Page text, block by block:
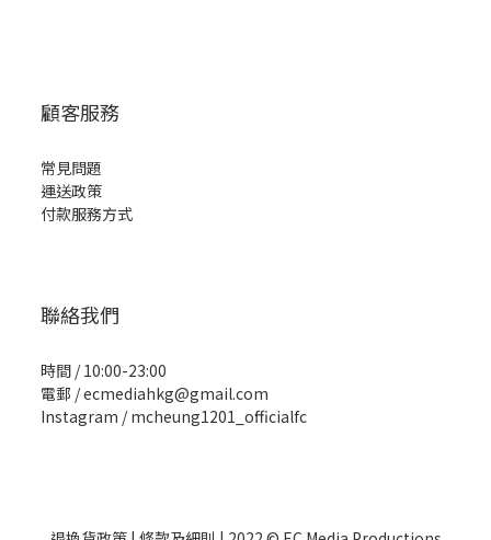
顧客服務
常見問題
運送政策
付款服務方式
聯絡我們
時間 / 10:00-23:00
電郵 / ecmediahkg@gmail.com
Instagram / mcheung1201_officialfc